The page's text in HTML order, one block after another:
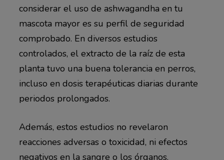
considerar el uso de ashwagandha en tu
mascota mayor es su perfil de seguridad
comprobado. En diversos estudios
controlados, el extracto de la raíz de esta
planta tuvo una buena tolerancia en perros,
incluso en dosis terapéuticas diarias durante
periodos prolongados.
Además, estos estudios no revelaron
reacciones adversas o toxicidad, ni efectos
negativos en la sangre o los órganos.